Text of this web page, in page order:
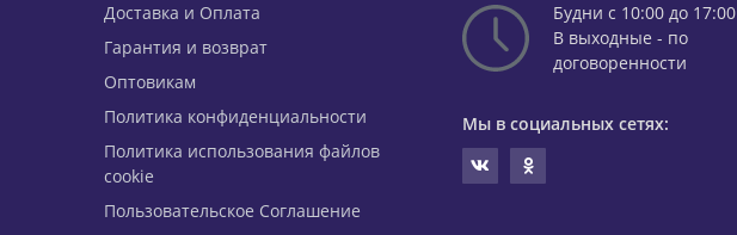
Доставка и Оплата
Гарантия и возврат
Оптовикам
Политика конфиденциальности
Политика использования файлов
cookie
Пользовательское Соглашение
Будни с 10:00 до 17:00
В выходные - по
договоренности
Мы в социальных сетях: